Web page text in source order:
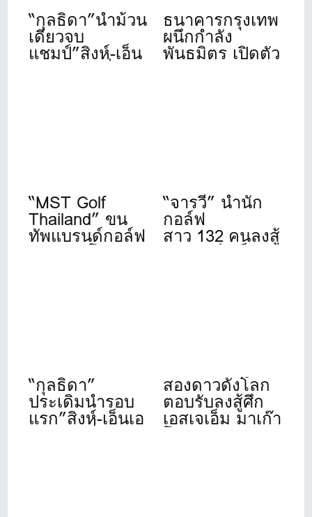
“กุลธิดา”นำม้วน
เดียวจบ
แชมป์”สิงห์-เอ็น
เอสดีเอฟ”ที่เดอะ
ธนาคารกรุงเทพ
ผนึกกำลัง
พันธมิตร เปิดตัว
“MST Golf
Thailand” ขน
ทัพแบรนด์กอล์ฟ
ดังระดับโลก
“จารวี” นำนัก
กอล์ฟ
สาว 132 คนลงสู้
ศึก”สิงห์- เอ็นเอ
“กุลธิดา”
ประเดิมนำรอบ
แรก”สิงห์-เอ็นเอ
สดีเอฟ”ที่เดอะ
สองดาวดังโลก
ตอบรับลงสู้ศึก
เอสเจเอ็ม มาเก๊า
โอเพ่น 2026